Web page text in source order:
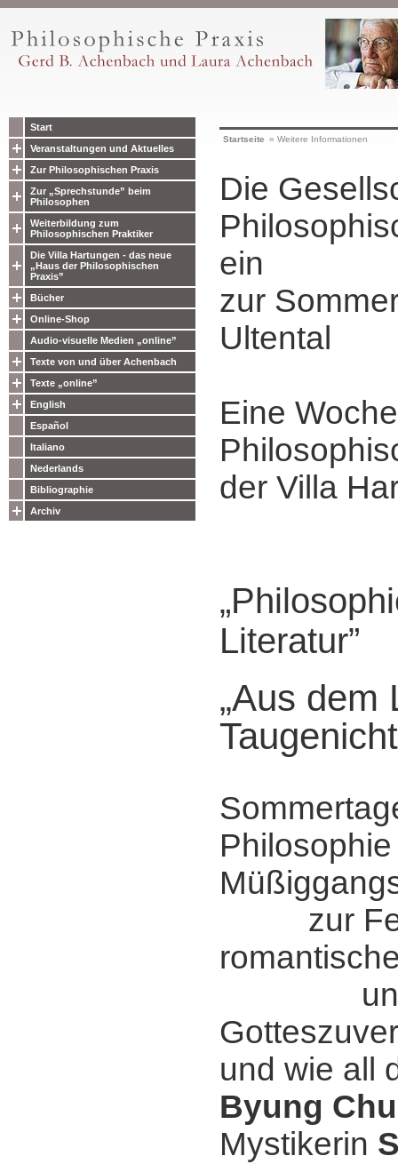
Start
Veranstaltungen und Aktuelles
Zur Philosophischen Praxis
Zur „Sprechstunde” beim
Philosophen
Weiterbildung zum
Philosophischen Praktiker
Die Villa Hartungen - das neue
„Haus der Philosophischen
Praxis”
Bücher
Online-Shop
Audio-visuelle Medien „online”
Texte von und über Achenbach
Texte „online”
English
Español
Italiano
Nederlands
Bibliographie
Archiv
Startseite » Weitere Informationen
Die
ein
zur
Ultental
Eine
der Villa
Literatur”
„Aus dem
zur
und
und wie all
Byung
Mystikerin